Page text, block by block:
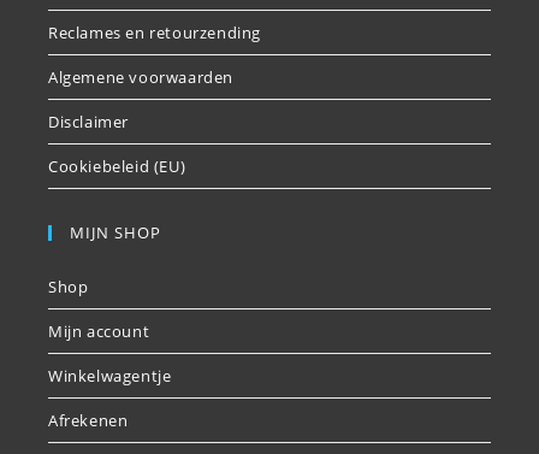
Reclames en retourzending
Algemene voorwaarden
Disclaimer
Cookiebeleid (EU)
MIJN SHOP
Shop
Mijn account
Winkelwagentje
Afrekenen